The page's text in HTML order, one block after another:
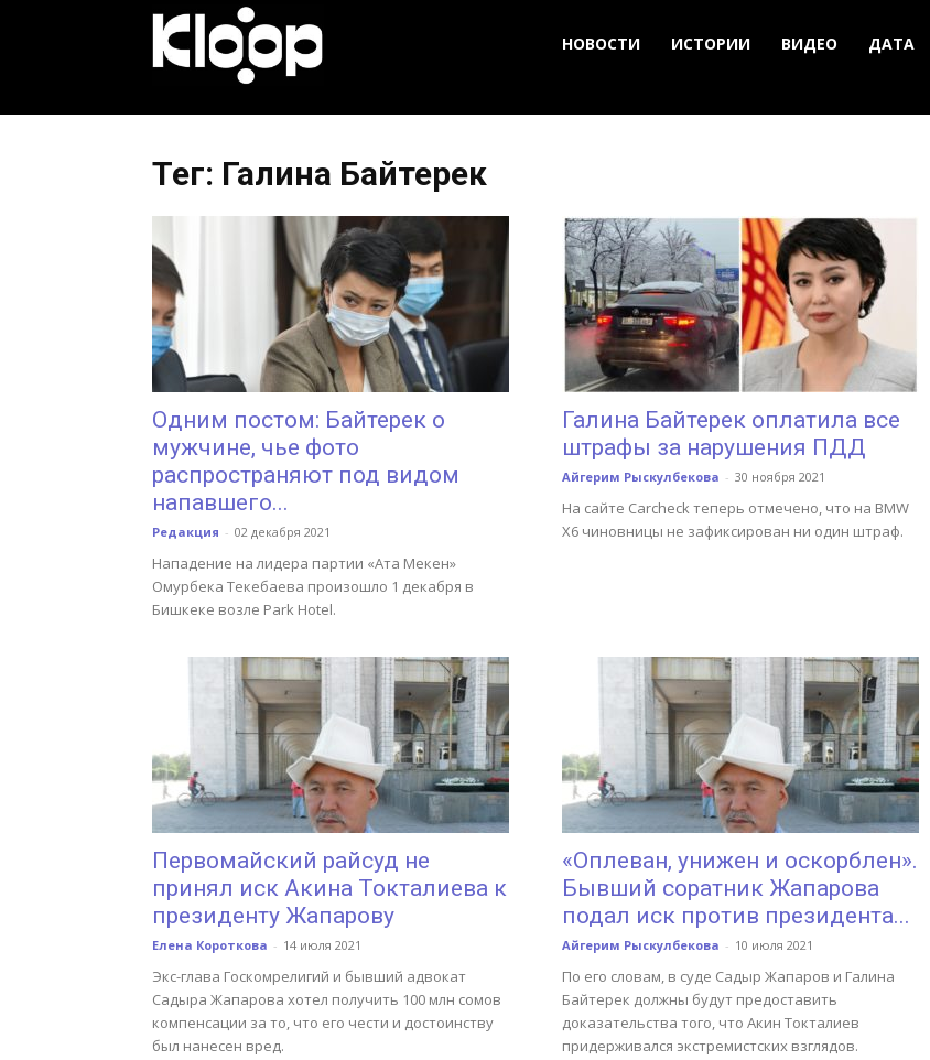
Новости
Кыргызстана
НОВОСТИ ИСТОРИИ ВИДЕО ДАТА
Тег: Галина Байтерек
Одним постом: Байтерек о
мужчине, чье фото
распространяют под видом
напавшего...
Редакция - 02 декабря 2021
Нападение на лидера партии «Ата Мекен»
Омурбека Текебаева произошло 1 декабря в
Бишкеке возле Park Hotel.
Галина Байтерек оплатила все
штрафы за нарушения ПДД
Айгерим Рыскулбекова - 30 ноября 2021
На сайте Carcheck теперь отмечено, что на BMW
X6 чиновницы не зафиксирован ни один штраф.
Первомайский райсуд не
принял иск Акина Токталиева к
президенту Жапарову
Елена Короткова - 14 июля 2021
Экс-глава Госкомрелигий и бывший адвокат
Садыра Жапарова хотел получить 100 млн сомов
компенсации за то, что его чести и достоинству
был нанесен вред.
«Оплеван, унижен и оскорблен».
Бывший соратник Жапарова
подал иск против президента...
Айгерим Рыскулбекова - 10 июля 2021
По его словам, в суде Садыр Жапаров и Галина
Байтерек должны будут предоставить
доказательства того, что Акин Токталиев
придерживался экстремистских взглядов.